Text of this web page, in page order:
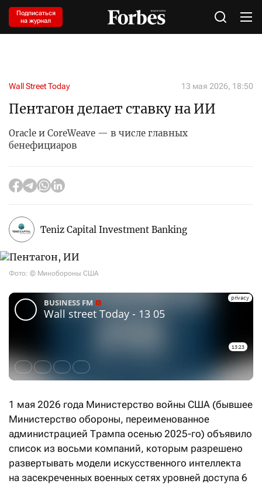
Подписаться
на журнал
Wall Street Today 13 мая 2026, 18:50
Пентагон делает ставку на ИИ
Oracle и CoreWeave — в числе главных
бенефициаров
Teniz Capital Investment Banking
Фото: © Минобороны США
1 мая 2026 года Министерство войны США (бывшее
Министерство обороны, переименованное
администрацией Трампа осенью 2025-го) объявило
список из восьми компаний, которым разрешено
развертывать модели искусственного интеллекта
на засекреченных военных сетях уровней доступа 6